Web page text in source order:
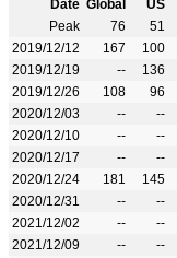
Date Global US
Peak
76 51
2019/12/12
167 100
2019/12/19
-- 136
2019/12/26
108 96
2020/12/03
-- --
2020/12/10
-- --
2020/12/17
-- --
2020/12/24
181 145
2020/12/31
-- --
2021/12/02
-- --
2021/12/09
-- --